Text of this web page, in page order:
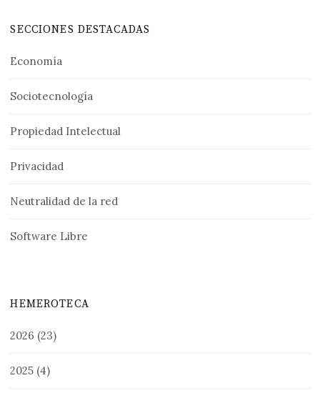
SECCIONES DESTACADAS
Economía
Sociotecnología
Propiedad Intelectual
Privacidad
Neutralidad de la red
Software Libre
HEMEROTECA
2026 (23)
2025 (4)